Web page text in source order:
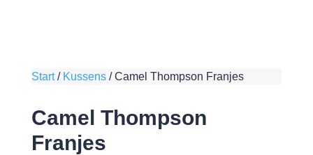
Start/ Kussens/Camel Thompson Franjes
Camel Thompson
Franjes